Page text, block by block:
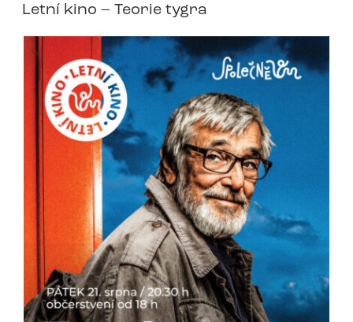
Letní kino – Teorie tygra